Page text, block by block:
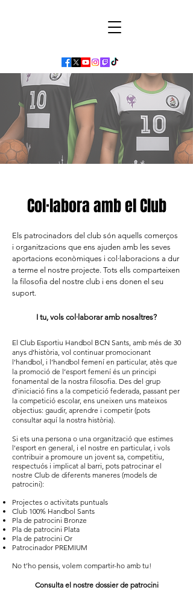
Col·labora amb el Club
Els patrocinadors del club són aquells comerços
i organitzacions que ens ajuden amb les seves
aportacions econòmiques i col·laboracions a dur
a terme el nostre projecte. Tots ells comparteixen
la filosofia del nostre club i ens donen el seu
suport.
I tu, vols col·laborar amb nosaltres?
El Club Esportiu Handbol BCN Sants, amb més de 30
anys d’història, vol continuar promocionant
l’handbol, i l’handbol femení en particular, atès que
la promoció de l’esport femení és un principi
fonamental de la nostra filosofia. Des del grup
d’iniciació fins a la competició federada, passant per
la competició escolar, ens uneixen uns mateixos
objectius: gaudir, aprendre i competir (pots
consultar aquí la nostra història).
Si ets una persona o una organització que estimes
l'esport en general, i el nostre en particular, i vols
contribuir a promoure un jovent sa, competitiu,
respectuós i implicat al barri, pots patrocinar el
nostre Club de diferents maneres (models de
patrocini):
Projectes o activitats puntuals
Club 100% Handbol Sants
Pla de patrocini Bronze
Pla de patrocini Plata
Pla de patrocini Or
Patrocinador PREMIUM
No t’ho pensis, volem compartir-ho amb tu!
Consulta el nostre dossier de patrocini